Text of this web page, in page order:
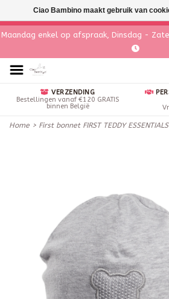
Maandag enkel op afspraak, Dinsdag -
VERZENDING
Bestellingen vanaf €120 GRATIS
binnen België
Home > First bonnet FIRST TEDDY
Ciao Bambino maakt gebruik van